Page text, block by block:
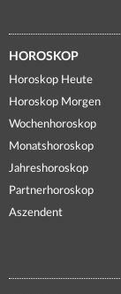
HOROSKOP
Horoskop Heute
Horoskop Morgen
Wochenhoroskop
Monatshoroskop
Jahreshoroskop
Partnerhoroskop
Aszendent